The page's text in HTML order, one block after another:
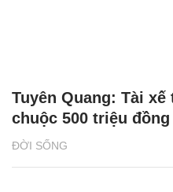
ĐỜI SỐNG
Tuyên Quang: Tài
chuộc 500 triệu đồng